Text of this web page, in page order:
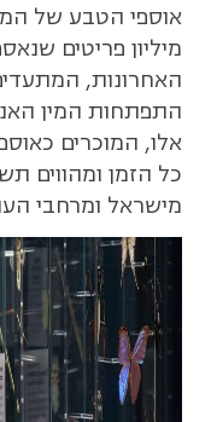
אוספי הטבע של
מיליון פריטים
האחרונות,
התפתחות המין
אלו, המוכרים
כל הזמן ומהווים
מישראל ומרחבי